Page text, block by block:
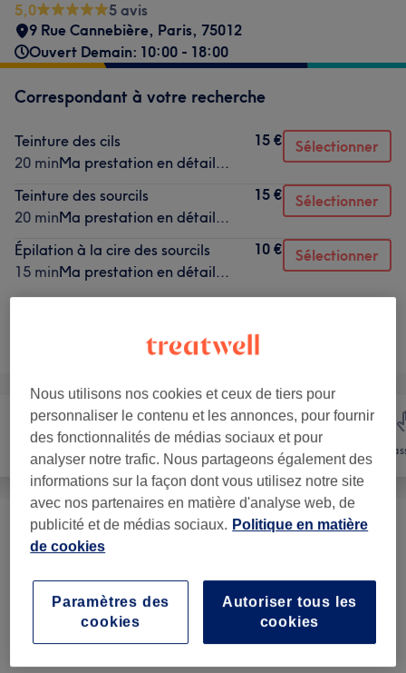
5,0
5 avis
9 Rue Cannebière, Paris, 75012
Ouvert Demain: 10:00 - 18:00
Correspondant à votre recherche
Teinture des cils
20 minMa prestation en détail...
15 € Sélectionner
Teinture des sourcils
20 minMa prestation en détail...
15 € Sélectionner
Épilation à la cire des sourcils
15 minMa prestation en détail...
10 € Sélectionner
Recherchez dans notre liste de prestations
Soin Du Visage (7) à partir de 70 €
Femme - Épilation À La Cire (1) à partir de 10 €
Beauté Du Regard
Nous utilisons nos cookies et ceux de tiers pour
personnaliser le contenu et les annonces, pour fournir
des fonctionnalités de médias sociaux et pour
analyser notre trafic. Nous partageons également des
informations sur la façon dont vous utilisez notre site
avec nos partenaires en matière d'analyse web, de
publicité et de médias sociaux. Politique en matière
de cookies
Autoriser tous les
cookies
Paramètres des
cookies